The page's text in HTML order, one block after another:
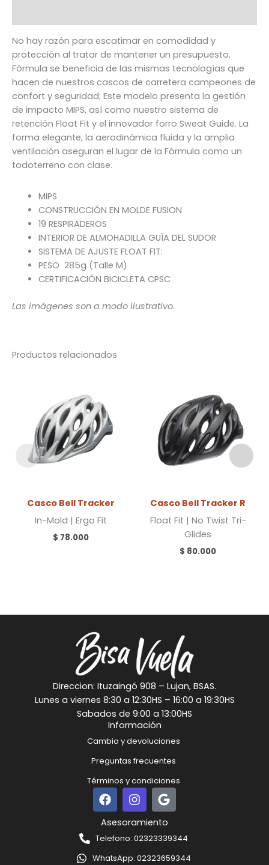
No hay razón para escatimar en comodidad y
protección al tratar de mantener un presupuesto.
Fórmula se beneficia de las mismas tecnologías que
hacen de nuestros cascos de carretera campeones de
confort y seguridad; Este modelo presenta la gestión
de impacto MIPS, así como nuestro sistema de
retención Float Fit y el innovador forro Sweat Guide. La
forma elegante, la aerodinámica fluida y la amplia
ventilación aseguran el lugar de la Fórmula como un
todoterreno con clase.
MIPS
CONSTRUCCIÓN EN MOLDE FUSION
19 RESPIRADEROS
INTERIOR DE ALMOHADILLA GUÍA DEL SUDOR
SISTEMA DE AJUSTE FLOAT FIT:
PESO 285g (Talle M)
CERTIFICACIÓN BICICLETA CPSC
Las imágenes son a modo ilustrativo.
Productos relacionados
Casco Bell Tracker
In-Mold | Ergo Fit
$ 78.000
Casco Bell Tracker R
Float Fit | No Twist Tri-
Glides
$ 80.000
Direccion: Ituzaingó 908 – Lujan, BSAS.
Lunes a viernes 8:30 a 12:30HS – 16:00 a 19:30HS
Sabados de 9:00 a 13:00HS
Información
Cambio y devoluciones
Preguntas frecuentes
Términos y condiciones
F
a
c
e
b
o
I
n
s
t
a
g
G
o
o
g
l
e
Asesoramiento
Telefono: 02323339344
WhatsApp: 02323659344